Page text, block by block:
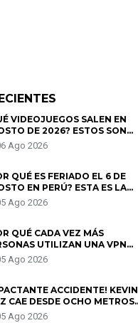
VIDEOJUEGOS SALEN EN
DE 2026? ESTOS SON
ESTRENOS MÁS ESPERADOS
Ago 2026
QUÉ ES FERIADO EL 6 DE
EN PERÚ? ESTA ES LA
Ago 2026
QUÉ CADA VEZ MÁS
UTILIZAN UNA VPN
PROTEGER SU
Ago 2026
ACCIDENTE! KEVIN
CAE DESDE OCHO METROS
ES GUERRA” Y GENERA
Ago 2026